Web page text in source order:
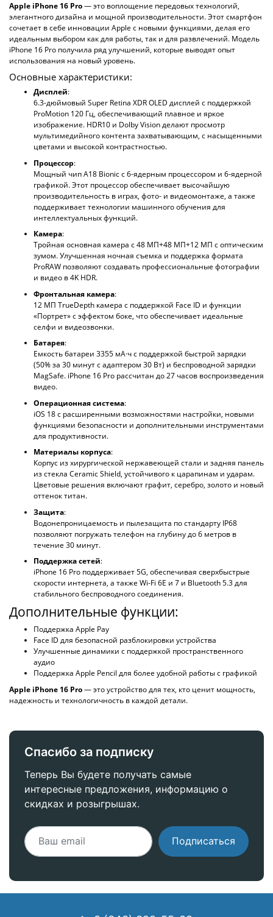
Apple iPhone 16 Pro— это воплощение передовых технологий,
элегантного дизайна и мощной производительности. Этот смартфон
сочетает в себе инновации Apple с новыми функциями, делая его
идеальным выбором как для работы, так и для развлечений. Модель
iPhone 16 Pro получила ряд улучшений, которые выводят опыт
использования на новый уровень.
Основные характеристики:
Дисплей:
6.3-дюймовый Super Retina XDR OLED дисплей с поддержкой
ProMotion 120 Гц, обеспечивающий плавное и яркое
изображение. HDR10 и Dolby Vision делают просмотр
мультимедийного контента захватывающим, с насыщенными
цветами и высокой контрастностью.
Процессор:
Мощный чип A18 Bionic с 6-ядерным процессором и 6-ядерной
графикой. Этот процессор обеспечивает высочайшую
производительность в играх, фото- и видеомонтаже, а также
поддерживает технологии машинного обучения для
интеллектуальных функций.
Камера:
Тройная основная камера с 48 МП+48 МП+12 МП с оптическим
зумом. Улучшенная ночная съемка и поддержка формата
ProRAW позволяют создавать профессиональные фотографии
и видео в 4K HDR.
Фронтальная камера:
12 МП TrueDepth камера с поддержкой Face ID и функции
«Портрет» с эффектом боке, что обеспечивает идеальные
селфи и видеозвонки.
Батарея:
Емкость батареи 3355 мА·ч с поддержкой быстрой зарядки
(50% за 30 минут с адаптером 30 Вт) и беспроводной зарядки
MagSafe. iPhone 16 Pro рассчитан до 27 часов воспроизведения
видео.
Операционная система:
iOS 18 с расширенными возможностями настройки, новыми
функциями безопасности и дополнительными инструментами
для продуктивности.
Материалы корпуса:
Корпус из хирургической нержавеющей стали и задняя панель
из стекла Ceramic Shield, устойчивого к царапинам и ударам.
Цветовые решения включают графит, серебро, золото и новый
оттенок титан.
Защита:
Водонепроницаемость и пылезащита по стандарту IP68
позволяют погружать телефон на глубину до 6 метров в
течение 30 минут.
Поддержка сетей:
iPhone 16 Pro поддерживает 5G, обеспечивая сверхбыстрые
скорости интернета, а также Wi-Fi 6Е и 7 и Bluetooth 5.3 для
стабильного беспроводного соединения.
Дополнительные функции:
Поддержка Apple Pay
Face ID для безопасной разблокировки устройства
Улучшенные динамики с поддержкой пространственного
аудио
Поддержка Apple Pencil для более удобной работы с графикой
Apple iPhone 16 Pro— это устройство для тех, кто ценит мощность,
надежность и технологичность в каждой детали.
Спасибо за подписку
Теперь Вы будете получать самые
интересные предложения, информацию о
скидках и розыгрышах.
Подписаться